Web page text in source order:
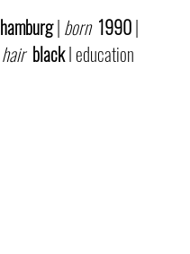
hamburg| born 1990|
hair blackI education